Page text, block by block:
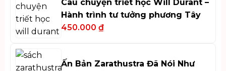
Câu chuyện triết học Will Durant –
Hành trình tư tưởng phương Tây
450.000 ₫
Ấn Bản Zarathustra Đã Nói Như